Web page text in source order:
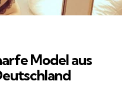
Model aus